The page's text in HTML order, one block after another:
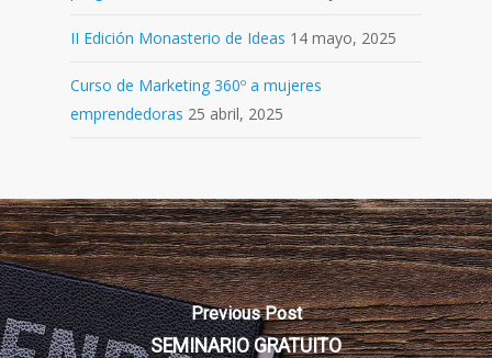
II Edición Monasterio de Ideas 14 mayo, 2025
Curso de Marketing 360º a mujeres
emprendedoras 25 abril, 2025
Previous Post
SEMINARIO GRATUITO